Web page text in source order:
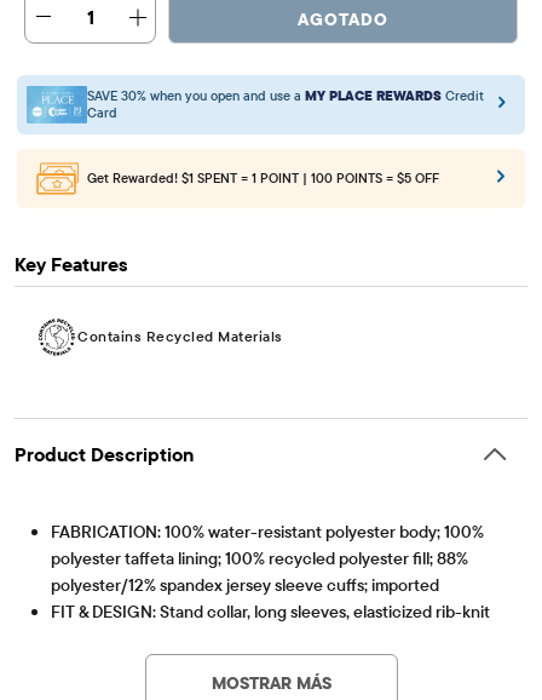
1 AGOTADO
SAVE 30% when you open and use a MY PLACE REWARDS Credit
Card
Get Rewarded! $1 SPENT = 1 POINT | 100 POINTS = $5 OFF
Key Features
Contains Recycled Materials
Product Description
FABRICATION: 100% water-resistant polyester body; 100%
polyester taffeta lining; 100% recycled polyester fill; 88%
polyester/12% spandex jersey sleeve cuffs; imported
FIT & DESIGN: Stand collar, long sleeves, elasticized rib-knit
CLOSURE: Front zip
FEATURES: Water & wind resistant, welt pockets
Lessen the impact on our planet – product contains a
minimum 15% recycled content – this logo symbolizes
MOSTRAR MÁS